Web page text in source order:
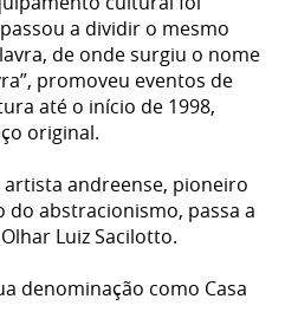
a dividir o mesmo
de onde surgiu o nome
promoveu eventos de
até o início de 1998,
original.
artista andreense, pioneiro
abstracionismo, passa a
Luiz Sacilotto.
denominação como Casa